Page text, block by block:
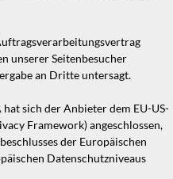
unserer Seitenbesucher
an Dritte untersagt.
sich der Anbieter dem EU-US-
Framework) angeschlossen,
der Europäischen
Datenschutzniveaus